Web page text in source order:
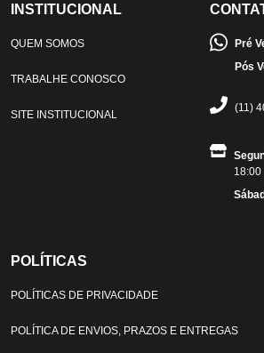
INSTITUCIONAL
QUEM SOMOS
TRABALHE CONOSCO
SITE INSTITUCIONAL
Pré
Pós
(11)
18:00
POLÍTICAS
POLÍTICAS DE PRIVACIDADE
POLÍTICA DE ENVIOS, PRAZOS E ENTREGAS